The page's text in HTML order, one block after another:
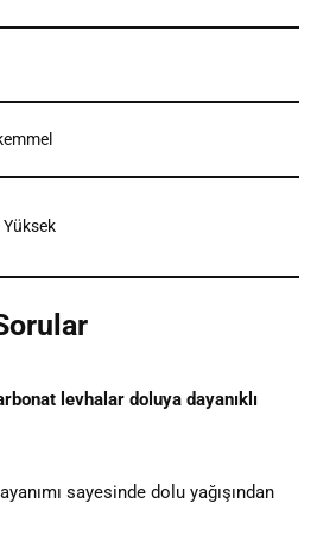
Yüksek
levhalar doluya dayanıklı
sayesinde dolu yağışından